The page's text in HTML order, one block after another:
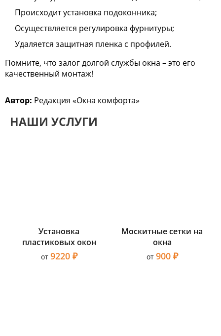
Происходит установка подоконника;
Осуществляется регулировка фурнитуры;
Удаляется защитная пленка с профилей.
Помните, что залог долгой службы окна – это его
качественный монтаж!
Автор: Редакция «Окна комфорта»
НАШИ УСЛУГИ
Установка
пластиковых окон
от 9220 ₽
Москитные сетки на
окна
от 900 ₽